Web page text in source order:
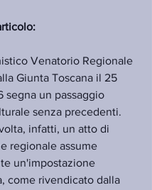
Venatorio Regionale
Giunta Toscana il 25
segna un passaggio
senza precedenti.
infatti, un atto di
regionale assume
un'impostazione
come rivendicato dalla